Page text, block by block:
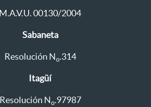
M.A.V.U. 00130/2004
Sabaneta
Resolución N o.314
Itagüí
Resolución N o.97987